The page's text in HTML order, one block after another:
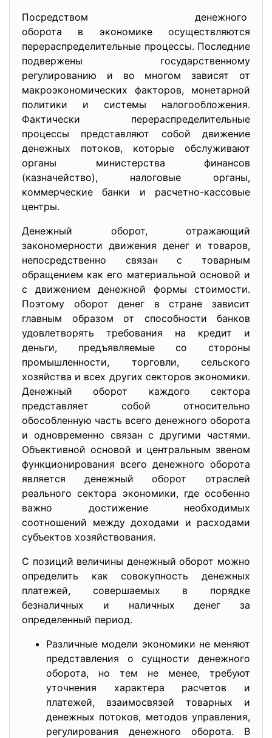
Посредством денежного
оборота в экономике осуществляются
перераспределительные процессы. Последние
подвержены государственному
регулированию и во многом зависят от
макроэкономических факторов, монетарной
политики и системы налогообложения.
Фактически перераспределительные
процессы представляют собой движение
денежных потоков, которые обслуживают
органы министерства финансов
(казначейство), налоговые органы,
коммерческие банки и расчетно-кассовые
центры.
Денежный оборот, отражающий
закономерности движения денег и товаров,
непосредственно связан с товарным
обращением как его материальной основой и
с движением денежной формы стоимости.
Поэтому оборот денег в стране зависит
главным образом от способности банков
удовлетворять требования на кредит и
деньги, предъявляемые со стороны
промышленности, торговли, сельского
хозяйства и всех других секторов экономики.
Денежный оборот каждого сектора
представляет собой относительно
обособленную часть всего денежного оборота
и одновременно связан с другими частями.
Объективной основой и центральным звеном
функционирования всего денежного оборота
является денежный оборот отраслей
реального сектора экономики, где особенно
важно достижение необходимых
соотношений между доходами и расходами
субъектов хозяйствования.
С позиций величины денежный оборот можно
определить как совокупность денежных
платежей, совершаемых в порядке
безналичных и наличных денег за
определенный период.
Различные модели экономики не меняют
представления о сущности денежного
оборота, но тем не менее, требуют
уточнения характера расчетов и
платежей, взаимосвязей товарных и
денежных потоков, методов управления,
регулирования денежного оборота. В